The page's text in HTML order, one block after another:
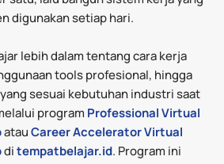
digunakan setiap hari.
lebih dalam tentang cara kerja
tools profesional, hingga
sesuai kebutuhan industri saat
program Professional Virtual
atauCareer Accelerator Virtual
ditempatbelajar.id. Program ini